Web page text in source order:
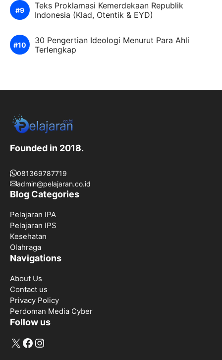
Teks Proklamasi Kemerdekaan Republik
Indonesia (Klad, Otentik & EYD)
30 Pengertian Ideologi Menurut Para Ahli
Terlengkap
Founded in 2018.
081369787719
admin@pelajaran.co.id
Blog Categories
Pelajaran IPA
Pelajaran IPS
Kesehatan
Olahraga
Navigations
About Us
Contact us
Privacy Policy
Perdoman Media Cyber
Follow us
X Facebook
Instagram